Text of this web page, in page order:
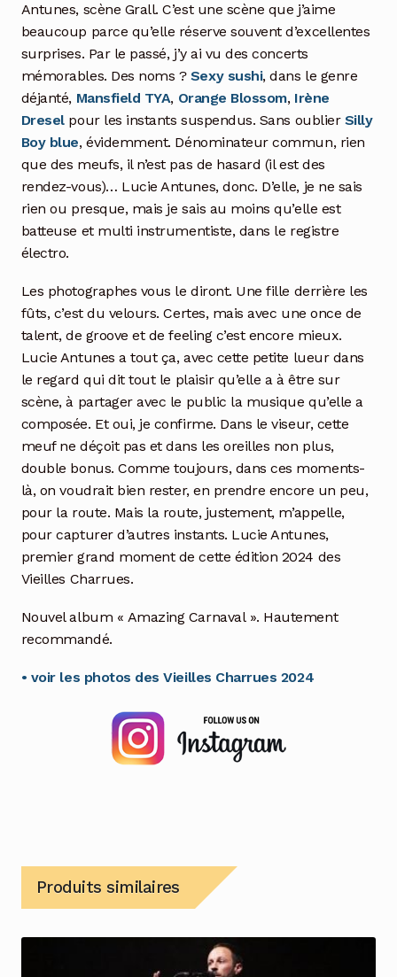
Antunes, scène Grall. C’est une scène que j’aime
beaucoup parce qu’elle réserve souvent d’excellentes
surprises. Par le passé, j’y ai vu des concerts
mémorables. Des noms ? Sexy sushi, dans le genre
déjanté, Mansfield TYA, Orange Blossom, Irène
Dreselpour les instants suspendus. Sans oublier Silly
Boy blue, évidemment. Dénominateur commun, rien
que des meufs, il n’est pas de hasard (il est des
rendez-vous)… Lucie Antunes, donc. D’elle, je ne sais
rien ou presque, mais je sais au moins qu’elle est
batteuse et multi instrumentiste, dans le registre
électro.
Les photographes vous le diront. Une fille derrière les
fûts, c’est du velours. Certes, mais avec une once de
talent, de groove et de feeling c’est encore mieux.
Lucie Antunes a tout ça, avec cette petite lueur dans
le regard qui dit tout le plaisir qu’elle a à être sur
scène, à partager avec le public la musique qu’elle a
composée. Et oui, je confirme. Dans le viseur, cette
meuf ne déçoit pas et dans les oreilles non plus,
double bonus. Comme toujours, dans ces moments-
là, on voudrait bien rester, en prendre encore un peu,
pour la route. Mais la route, justement, m’appelle,
pour capturer d’autres instants. Lucie Antunes,
premier grand moment de cette édition 2024 des
Vieilles Charrues.
Nouvel album « Amazing Carnaval ». Hautement
recommandé.
• voir les photos des Vieilles Charrues 2024
Produits similaires